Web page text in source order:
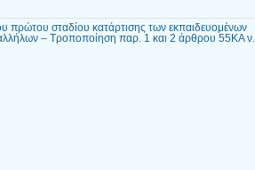
πρώτου σταδίου κατάρτισης των εκπαιδευομένων
– Τροποποίηση παρ. 1 και 2 άρθρου 55ΚΑ ν.